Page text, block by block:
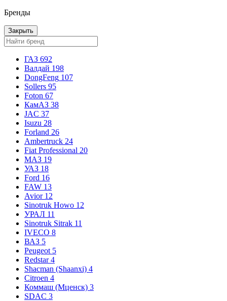
Бренды
Закрыть
ГАЗ 692
Валдай 198
DongFeng 107
Sollers 95
Foton 67
КамАЗ 38
JAC 37
Isuzu 28
Forland 26
Ambertruck 24
Fiat Professional 20
МАЗ 19
УАЗ 18
Ford 16
FAW 13
Avior 12
Sinotruk Howo 12
УРАЛ 11
Sinotruk Sitrak 11
IVECO 8
ВАЗ 5
Peugeot 5
Redstar 4
Shacman (Shaanxi) 4
Citroen 4
Коммаш (Мценск) 3
SDAC 3